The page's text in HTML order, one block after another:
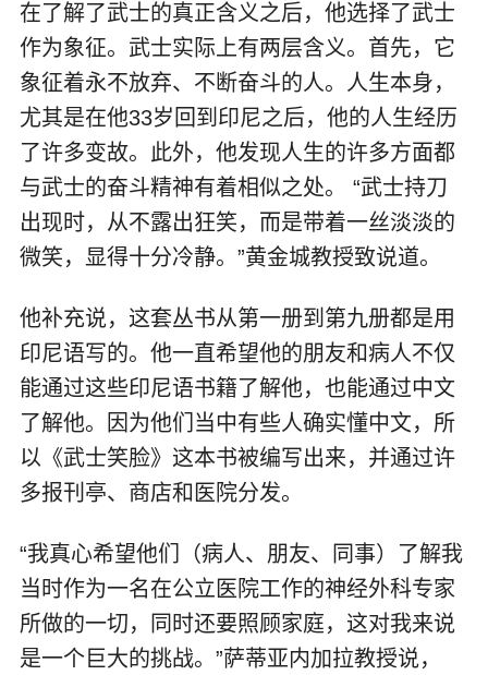
在了解了武士的真正含义之后，他选择了武士
作为象征。武士实际上有两层含义。首先，它
象征着永不放弃、不断奋斗的人。人生本身，
尤其是在他33岁回到印尼之后，他的人生经历
了许多变故。此外，他发现人生的许多方面都
与武士的奋斗精神有着相似之处。 “武士持刀
出现时，从不露出狂笑，而是带着一丝淡淡的
微笑，显得十分冷静。”黄金城教授致说道。
他补充说，这套丛书从第一册到第九册都是用
印尼语写的。他一直希望他的朋友和病人不仅
能通过这些印尼语书籍了解他，也能通过中文
了解他。因为他们当中有些人确实懂中文，所
以《武士笑脸》这本书被编写出来，并通过许
多报刊亭、商店和医院分发。
“我真心希望他们（病人、朋友、同事）了解我
当时作为一名在公立医院工作的神经外科专家
所做的一切，同时还要照顾家庭，这对我来说
是一个巨大的挑战。”萨蒂亚内加拉教授说，